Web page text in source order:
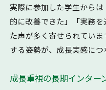
ミスマッチを防
基準
実際に参加した学生から
的に改善できた」「実務
た声が多く寄せられてい
する姿勢が、成長実感につ
成長重視の長期インター